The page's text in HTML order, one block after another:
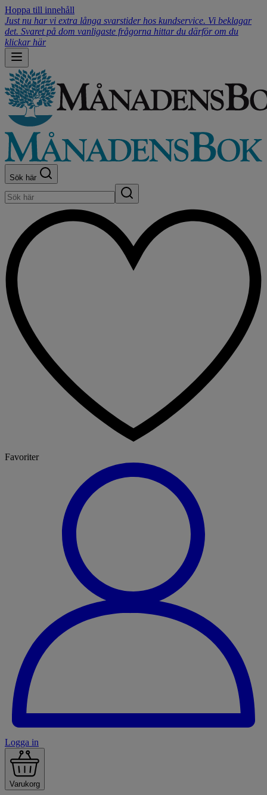
Hoppa till innehåll
Just nu har vi extra långa svarstider hos kundservice. Vi beklagar
det. Svaret på dom vanligaste frågorna hittar du därför om du
klickar här
Sök här
Favoriter
Logga in
Varukorg